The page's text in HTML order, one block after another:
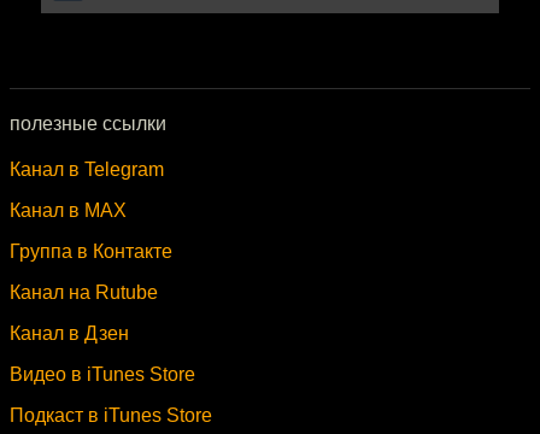
полезные ссылки
Канал в Telegram
Канал в MAX
Группа в Контакте
Канал на Rutube
Канал в Дзен
Видео в iTunes Store
Подкаст в iTunes Store